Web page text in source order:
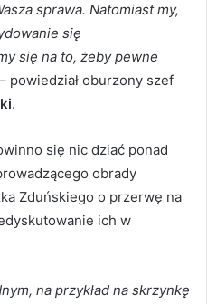
sprawa. Natomiast my,
się
się na to, żeby pewne
– powiedział oburzony szef
.
się nic dziać ponad
obrady
Zduńskiego o przerwę na
ich w
na przykład na skrzynkę